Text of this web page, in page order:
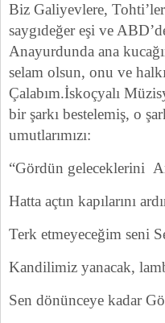
Biz Galiyevlere,
saygıdeğer eşi ve
Anayurdunda ana
selam olsun, onu ve
Çalabım.İskoçyalı
bir şarkı bestelemiş, o
umutlarımızı:
“Gördün geleceklerini
Hatta açtın kapılarını
Terk etmeyeceğim seni
Kandilimiz yanacak,
Sen dönünceye kadar